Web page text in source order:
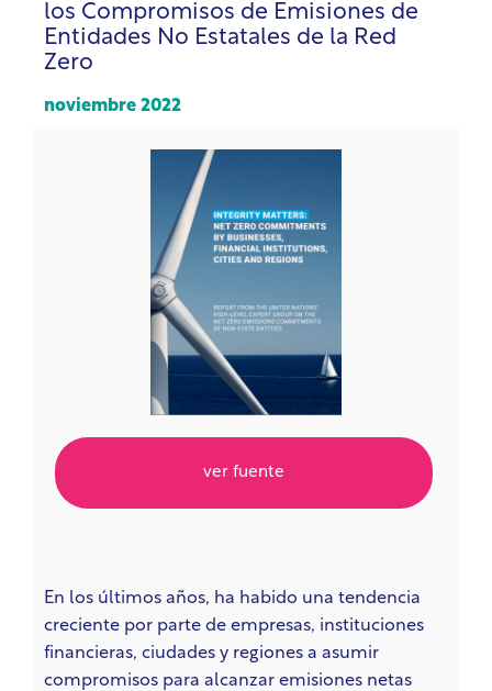
los Compromisos de Emisiones de
Entidades No Estatales de la Red
Zero
noviembre 2022
ver fuente
En los últimos años, ha habido una tendencia
creciente por parte de empresas, instituciones
financieras, ciudades y regiones a asumir
compromisos para alcanzar emisiones netas